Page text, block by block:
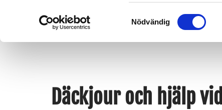
Nödvändig
Däckjour och hjälp